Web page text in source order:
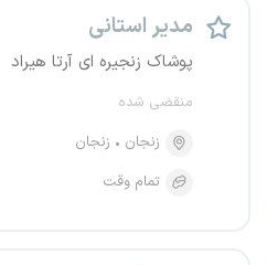
مدیر استانی
پوشاک زنجیره ای آرتا هیراد
منقضی شده
زنجان
زنجان
تمام وقت